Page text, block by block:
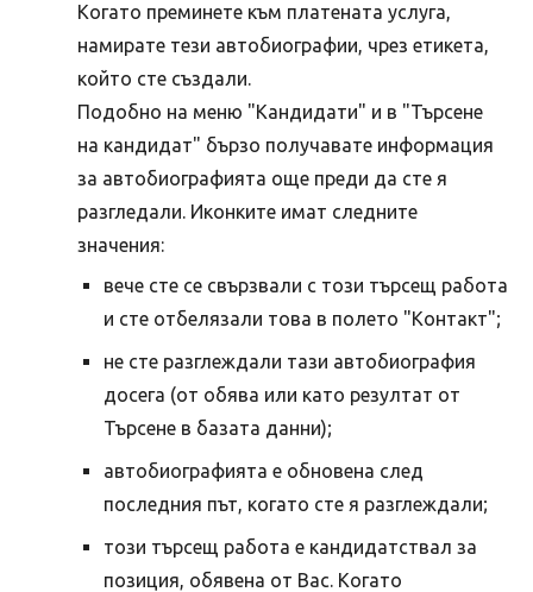
Когато преминете към платената услуга,
намирате тези автобиографии, чрез етикета,
който сте създали.
Подобно на меню "Кандидати" и в "Търсене
на кандидат" бързо получавате информация
за автобиографията още преди да сте я
разгледали. Иконките имат следните
значения:
вече сте се свързвали с този търсещ работа
и сте отбелязали това в полето "Контакт";
не сте разглеждали тази автобиография
досега (от обява или като резултат от
Търсене в базата данни);
автобиографията е обновена след
последния път, когато сте я разглеждали;
този търсещ работа е кандидатствал за
позиция, обявена от Вас. Когато